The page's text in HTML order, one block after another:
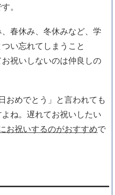
くら？
かける金額・相場はどれぐ
されない」誕生日プレゼン
探し！男友達が好きなモノ
。
春休み、冬休みなど、学
い忘れてしまうこと
祝いしないのは仲良しの
おめでとう」と言われても
ね。遅れてお祝いしたい
お祝いするのがおすすめで